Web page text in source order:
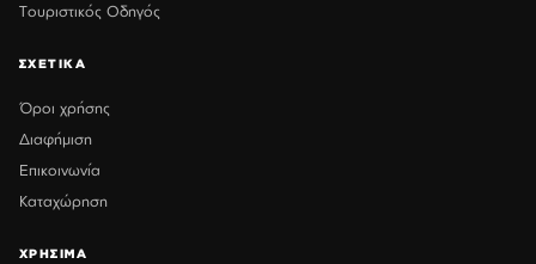
Τουριστικός Οδηγός
ΣΧΕΤΙΚΑ
Όροι χρήσης
Διαφήμιση
Επικοινωνία
Καταχώρηση
ΧΡΗΣΙΜΑ